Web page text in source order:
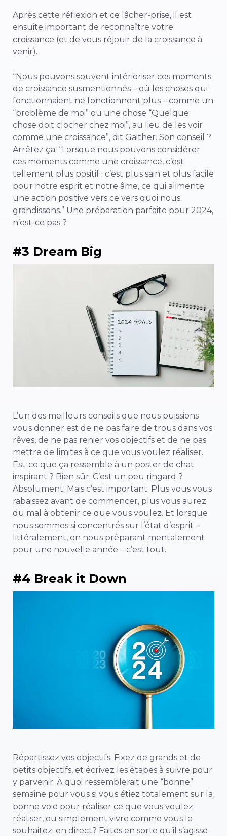
Après cette réflexion et ce lâcher-prise, il est
ensuite important de reconnaître votre
croissance (et de vous réjouir de la croissance à
venir).
“Nous pouvons souvent intérioriser ces moments
de croissance susmentionnés – où les choses qui
fonctionnaient ne fonctionnent plus – comme un
“problème de moi” ou une chose “Quelque
chose doit clocher chez moi”, au lieu de les voir
comme une croissance”, dit Gaither. Son conseil ?
Arrêtez ça. “Lorsque nous pouvons considérer
ces moments comme une croissance, c’est
tellement plus positif ; c’est plus sain et plus facile
pour notre esprit et notre âme, ce qui alimente
une action positive vers ce vers quoi nous
grandissons.” Une préparation parfaite pour 2024,
n’est-ce pas ?
#3 Dream Big
L’un des meilleurs conseils que nous puissions
vous donner est de ne pas faire de trous dans vos
rêves, de ne pas renier vos objectifs et de ne pas
mettre de limites à ce que vous voulez réaliser.
Est-ce que ça ressemble à un poster de chat
inspirant ? Bien sûr. C’est un peu ringard ?
Absolument. Mais c’est important. Plus vous vous
rabaissez avant de commencer, plus vous aurez
du mal à obtenir ce que vous voulez. Et lorsque
nous sommes si concentrés sur l’état d’esprit –
littéralement, en nous préparant mentalement
pour une nouvelle année – c’est tout.
#4 Break it Down
Répartissez vos objectifs. Fixez de grands et de
petits objectifs, et écrivez les étapes à suivre pour
y parvenir. À quoi ressemblerait une “bonne”
semaine pour vous si vous étiez totalement sur la
bonne voie pour réaliser ce que vous voulez
réaliser, ou simplement vivre comme vous le
souhaitez. en direct? Faites en sorte qu’il s’agisse